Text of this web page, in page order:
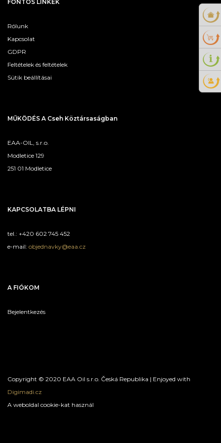
FONTOS LINKEK
Rólunk
Kapcsolat
GDPR
Feltételek és feltételek
Sütik beállításai
MŰKÖDÉS A Cseh Köztársaságban
EAA-OIL, s.r.o.
Modletice 129
251 01 Modletice
KAPCSOLATBA LÉPNI
tel.: +420 602 745 452
e-mail: objednavky@eaa.cz
A FIÓKOM
Bejelentkezés
Copyright © 2020 EAA Oil s.r.o. Česká Republika | Enjoyed with
Digimadi.cz
A weboldal cookie-kat használ